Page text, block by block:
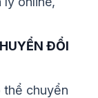
ĐỔI
thể chuyển